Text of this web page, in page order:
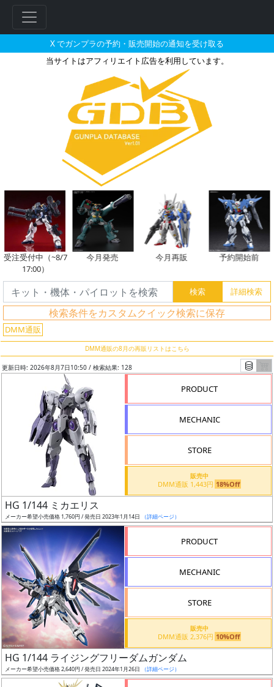
X でガンプラの予約・販売開始の通知を受け取る
当サイトはアフィリエイト広告を利用しています。
DMM通販で販売・再販・予約受
受注受付中（~8/7
17:00）
今月発売 今月再販 予約開始前
検索条件をカスタムクイック検索に保存
DMM通販
ー
ワ
ー
ド
索
グ
レ
ー
ド
DMM通販の8月の再販リストはこちら
更新日時: 2026年8月7日10:50 / 検索結果: 128
PRODUCT
MECHANIC
STORE
販売中
DMM通販 1,443円 18%Off
HG 1/144 ミカエリス
メーカー希望小売価格 1,760円 / 発売日 2023年1月14日 （詳細ページ）
PRODUCT
MECHANIC
STORE
販売中
DMM通販 2,376円 10%Off
HG 1/144 ライジングフリーダムガンダム
メーカー希望小売価格 2,640円 / 発売日 2024年1月26日 （詳細ページ）